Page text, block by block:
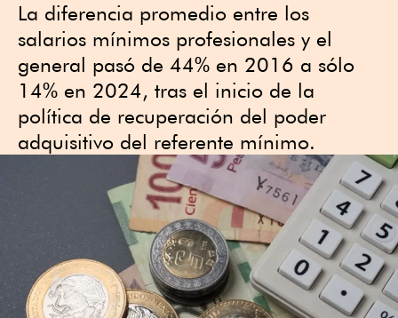
La diferencia promedio entre los
salarios mínimos profesionales y el
general pasó de 44% en 2016 a sólo
14% en 2024, tras el inicio de la
política de recuperación del poder
adquisitivo del referente mínimo.